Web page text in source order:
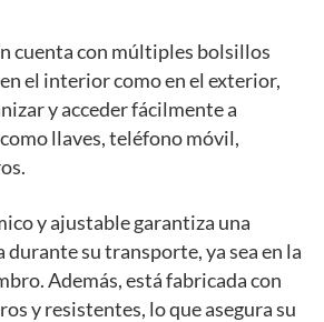
cuenta con múltiples bolsillos
el interior como en el exterior,
y acceder fácilmente a
llaves, teléfono móvil,
y ajustable garantiza una
su transporte, ya sea en la
Además, está fabricada con
y resistentes, lo que asegura su